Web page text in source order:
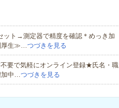
ット→測定器で精度を確認＊めっき加
厚生≫…つづきを見る
要で気軽にオンライン登録★氏名・職
加中…つづきを見る